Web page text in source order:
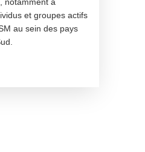
notamment à
et groupes actifs
au sein des pays